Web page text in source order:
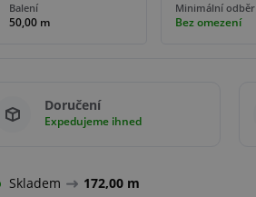
Balení
50,00 m
Minimální odběr
Bez omezení
Doručení
Expedujeme ihned
Skladem 172,00 m